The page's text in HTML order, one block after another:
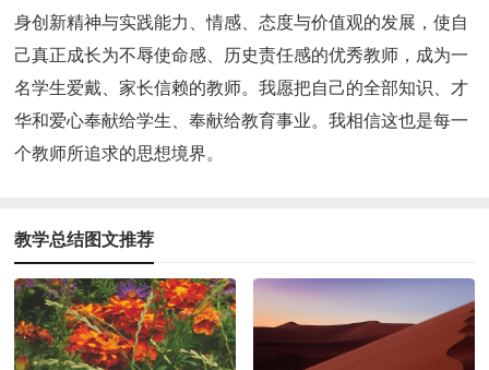
身创新精神与实践能力、情感、态度与价值观的发展，使自
己真正成长为不辱使命感、历史责任感的优秀教师，成为一
名学生爱戴、家长信赖的教师。我愿把自己的全部知识、才
华和爱心奉献给学生、奉献给教育事业。我相信这也是每一
个教师所追求的思想境界。
教学总结图文推荐